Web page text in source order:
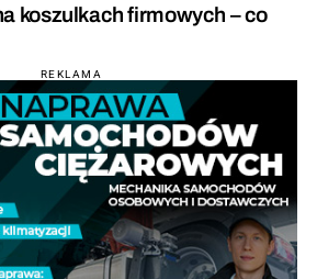
koszulkach firmowych – co
REKLAMA